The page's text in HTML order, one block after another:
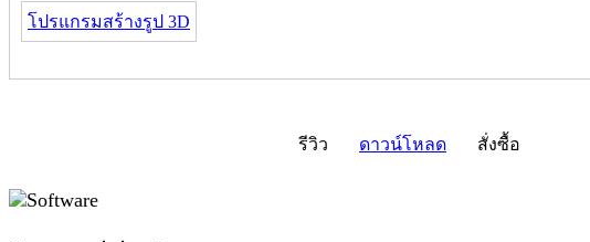
โปรแกรมสร้างรูป 3D
รีวิว ดาวน์โหลด สั่งซื้อ